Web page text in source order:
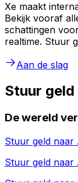
Xe maakt
Bekijk vooraf
schattingen
realtime. Stuur
Aan de slag
Stuur
De wereld
Stuur geld naar
Stuur geld naar